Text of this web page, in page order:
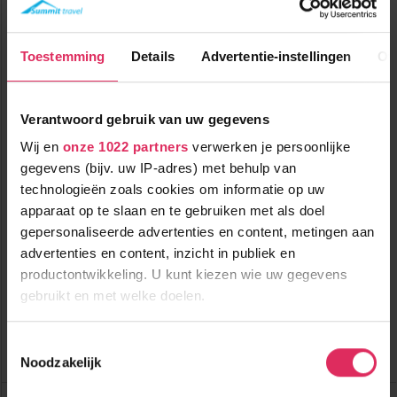
Toestemming Details Advertentie-instellingen
Verantwoord gebruik van uw gegevens
Wij en onze 1022 partners verwerken je persoonlijke
gegevens (bijv. uw IP-adres) met behulp van
technologieën zoals cookies om informatie op uw
apparaat op te slaan en te gebruiken met als doel
gepersonaliseerde advertenties en content, metingen aan
advertenties en content, inzicht in publiek en
productontwikkeling. U kunt kiezen wie uw gegevens
gebruikt en met welke doelen.
Informatie verzamelen over uw geografische
Noodzakelijk
Comfortabele chalet-appartementen (2-16 personen) aan de
piste van Val Cenis Lanslevillard!
vanaf
333
incl. skipas
100m tot centrum
100m tot skilift
10m tot piste
logies
Bekijk deze vakantie